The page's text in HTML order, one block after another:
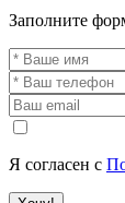
Заполните
Я согласен с